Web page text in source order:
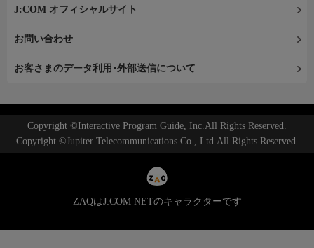
J:COM オフィシャルサイト
お問い合わせ
お客さまのデータ利用･外部送信について
Copyright ©Interactive Program Guide, Inc.All Rights Reserved.
Copyright ©Jupiter Telecommunications Co., Ltd.All Rights Reserved.
ZAQはJ:COM NETのキャラクターです